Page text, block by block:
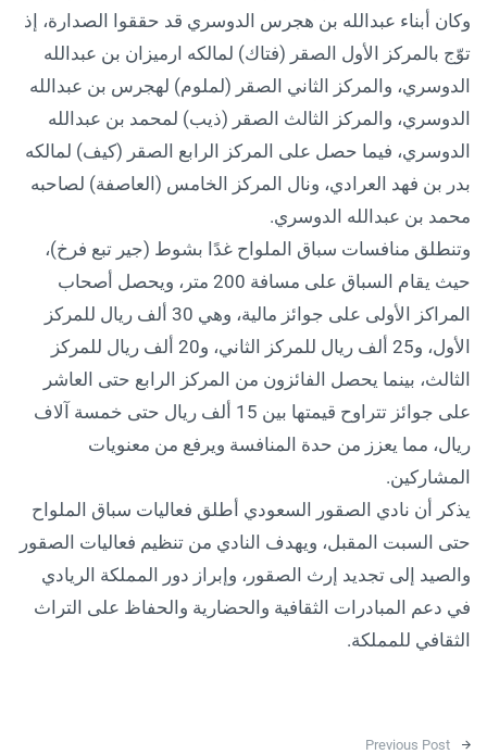
وكان أبناء عبدالله بن هجرس الدوسري قد حققوا الصدارة، إذ
توّج بالمركز الأول الصقر (فتاك) لمالكه ارميزان بن عبدالله
الدوسري، والمركز الثاني الصقر (لملوم) لهجرس بن عبدالله
الدوسري، والمركز الثالث الصقر (ذيب) لمحمد بن عبدالله
الدوسري، فيما حصل على المركز الرابع الصقر (كيف) لمالكه
بدر بن فهد العرادي، ونال المركز الخامس (العاصفة) لصاحبه
محمد بن عبدالله الدوسري.
وتنطلق منافسات سباق الملواح غدًا بشوط (جير تبع فرخ)،
حيث يقام السباق على مسافة 200 متر، ويحصل أصحاب
المراكز الأولى على جوائز مالية، وهي 30 ألف ريال للمركز
الأول، و25 ألف ريال للمركز الثاني، و20 ألف ريال للمركز
الثالث، بينما يحصل الفائزون من المركز الرابع حتى العاشر
على جوائز تتراوح قيمتها بين 15 ألف ريال حتى خمسة آلاف
ريال، مما يعزز من حدة المنافسة ويرفع من معنويات
المشاركين.
يذكر أن نادي الصقور السعودي أطلق فعاليات سباق الملواح
حتى السبت المقبل، ويهدف النادي من تنظيم فعاليات الصقور
والصيد إلى تجديد إرث الصقور، وإبراز دور المملكة الريادي
في دعم المبادرات الثقافية والحضارية والحفاظ على التراث
الثقافي للمملكة.
Post navigation
Previous Post